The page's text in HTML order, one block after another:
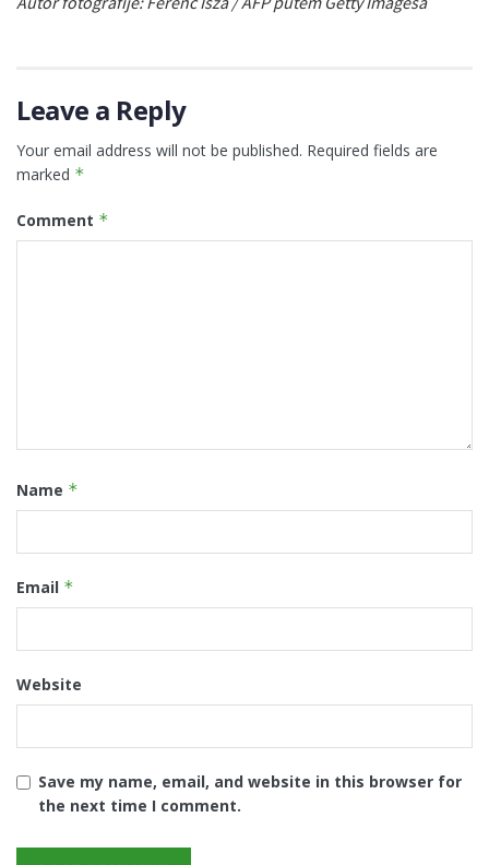
Leave a Reply
Your email address will not be published. Required fields are
marked *
Comment *
Name *
Email *
Website
Save my name, email, and website in this browser for
the next time I comment.